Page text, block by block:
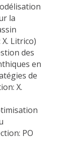
la
Litrico)
des
en
de
X.
PO